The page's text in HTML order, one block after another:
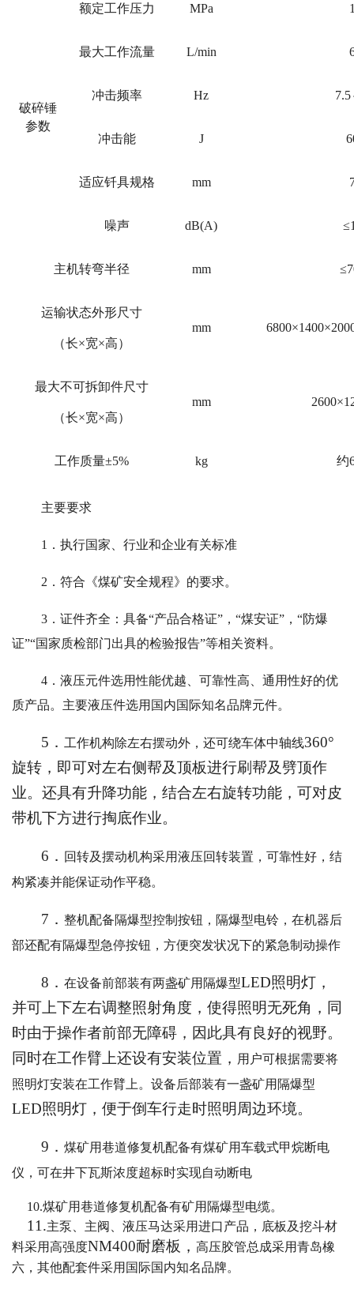
破碎锤
参数
额定工作压力 MPa
最大工作流量 L/min
冲击频率 Hz
冲击能 J
适应钎具规格 mm
噪声 dB(A)
主机转弯半径 mm
运输状态外形尺寸
（长×宽×高）
mm
最大不可拆卸件尺寸
（长×宽×高）
mm
工作质量±5% kg 约
主要要求
1．执行国家、行业和企业有关标准
2．符合《煤矿安全规程》的要求。
3．证件齐全：具备“产品合格证”，“煤安证”，“防爆
证”“国家质检部门出具的检验报告”等相关资料。
4．液压元件选用性能优越、可靠性高、通用性好的优
质产品。主要液压件选用国内国际知名品牌元件。
5． 工作机构除左右摆动外，还可绕车体中轴线360°
旋转，即可对左右侧帮及顶板进行刷帮及劈顶作
业。还具有升降功能，结合左右旋转功能，可对皮
带机下方进行掏底作业。
6． 回转及摆动机构采用液压回转装置，可靠性好，结
构紧凑并能保证动作平稳。
7． 整机配备隔爆型控制按钮，隔爆型电铃，在机器后
部还配有隔爆型急停按钮，方便突发状况下的紧急制动操作
8． 在设备前部装有两盏矿用隔爆型LED照明灯，
并可上下左右调整照射角度，使得照明无死角，同
时由于操作者前部无障碍，因此具有良好的视野。
同时在工作臂上还设有安装位置， 用户可根据需要将
照明灯安装在工作臂上。设备后部装有一盏矿用隔爆型
LED照明灯，便于倒车行走时照明周边环境。
9． 煤矿用巷道修复机配备有煤矿用车载式甲烷断电
仪，可在井下瓦斯浓度超标时实现自动断电
10.煤矿用巷道修复机配备有矿用隔爆型电缆。
11.主泵、主阀、液压马达采用进口产品， 底板及挖斗材
料采用高强度NM400耐磨板， 高压胶管总成采用青岛橡
六，其他配套件采用国际国内知名品牌。